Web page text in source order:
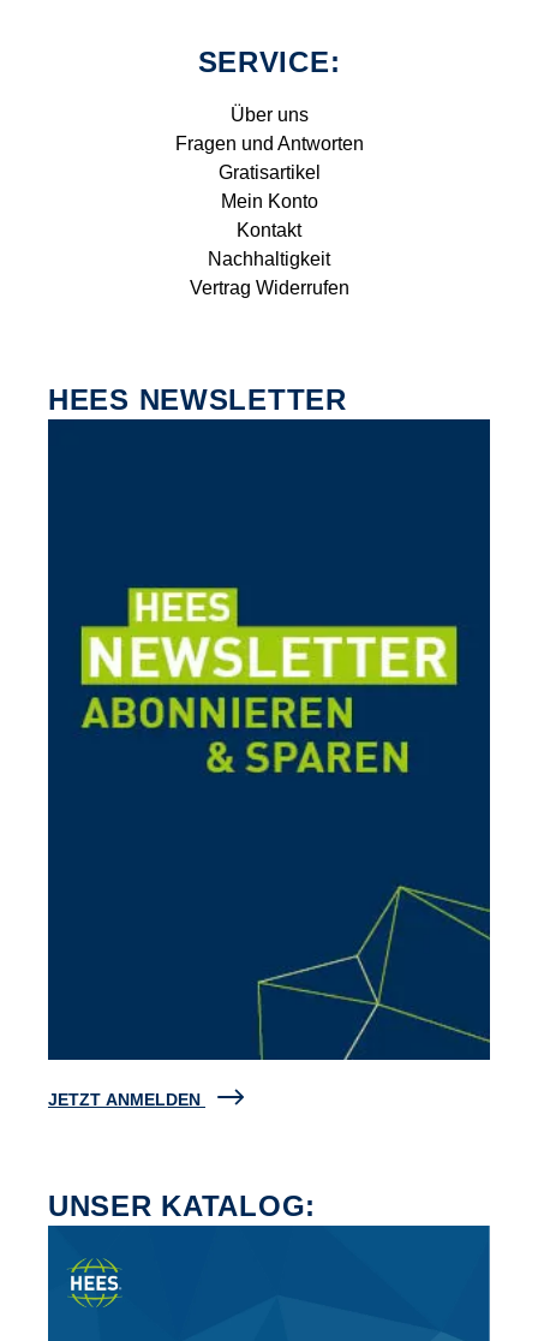
SERVICE:
Über uns
Fragen und Antworten
Gratisartikel
Mein Konto
Kontakt
Nachhaltigkeit
Vertrag Widerrufen
HEES NEWSLETTER
JETZT ANMELDEN
UNSER KATALOG: